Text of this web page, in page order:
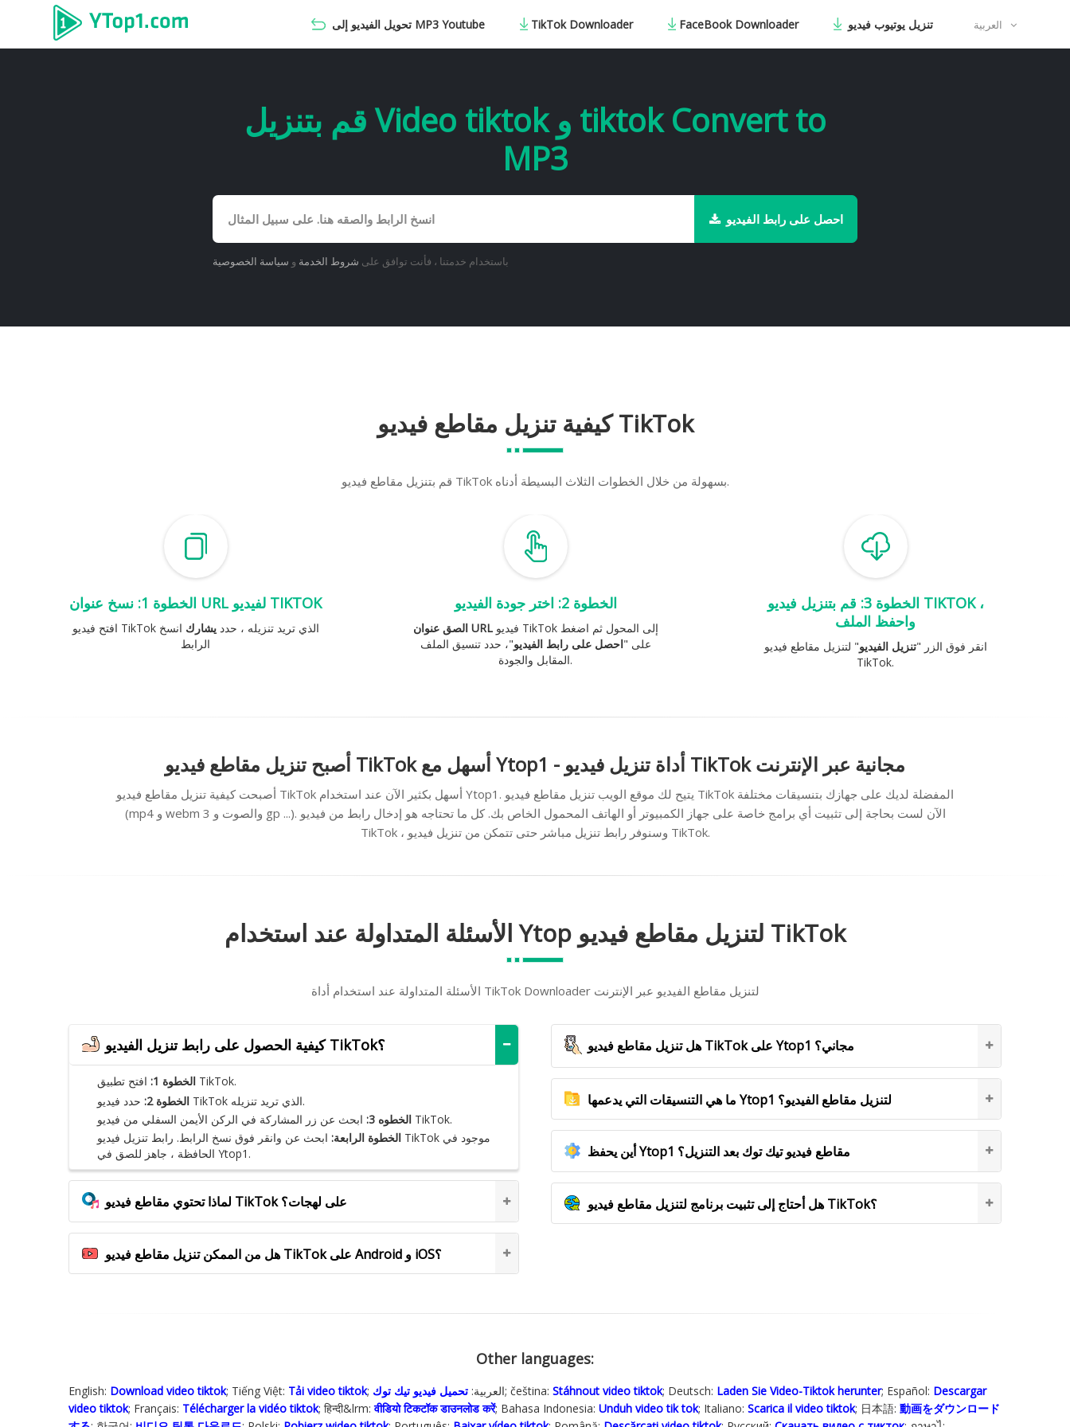
تحويل الفيديو إلى MP3 Youtube TikTok Downloader FaceBook Downloader تنزيل يوتيوب فيديو
قم بتنزيل Video tiktok و tiktok Convert to
MP3
احصل على رابط الفيديو
باستخدام خدمتنا ، فأنت توافق على شروط الخدمة و سياسة الخصوصية
كيفية تنزيل مقاطع فيديو TikTok
قم بتنزيل مقاطع فيديو TikTok بسهولة من خلال الخطوات الثلاث البسيطة أدناه.
الخطوة 1: نسخ عنوان URL لفيديو TIKTOK
افتح فيديو TikTok الذي تريد تنزيله ، حدديشارك انسخ
الرابط
الخطوة 2: اختر جودة الفيديو
الصق عنوان URL فيديو TikTok إلى المحول ثم اضغط
على "احصل على رابط الفيديو"، حدد تنسيق الملف
المقابل والجودة.
الخطوة 3: قم بتنزيل فيديو TIKTOK ،
واحفظ الملف
انقر فوق الزر "تنزيل الفيديو" لتنزيل مقاطع فيديو
TikTok.
أصبح تنزيل مقاطع فيديو TikTok أسهل مع Ytop1 - أداة تنزيل فيديو TikTok مجانية عبر الإنترنت
أصبحت كيفية تنزيل مقاطع فيديو TikTok أسهل بكثير الآن عند استخدام Ytop1. يتيح لك موقع الويب تنزيل مقاطع فيديو TikTok المفضلة لديك على جهازك بتنسيقات مختلفة
(mp4 و webm والصوت و 3 gp ...). الآن لست بحاجة إلى تثبيت أي برامج خاصة على جهاز الكمبيوتر أو الهاتف المحمول الخاص بك. كل ما تحتاجه هو إدخال رابط من فيديو
TikTok ، وسنوفر رابط تنزيل مباشر حتى تتمكن من تنزيل فيديو TikTok.
الأسئلة المتداولة عند استخدام Ytop لتنزيل مقاطع فيديو TikTok
الأسئلة المتداولة عند استخدام أداة TikTok Downloader لتنزيل مقاطع الفيديو عبر الإنترنت
كيفية الحصول على رابط تنزيل الفيديو TikTok؟
الخطوة 1: افتح تطبيق TikTok.
الخطوة 2:
حدد فيديو TikTok الذي تريد تنزيله.
الخطوه 3: ابحث عن زر المشاركة في الركن الأيمن السفلي من فيديو TikTok.
الخطوة الرابعة: ابحث عن وانقر فوق نسخ الرابط. رابط تنزيل فيديو TikTok موجود في
الحافظة ، جاهز للصق في Ytop1.
لماذا تحتوي مقاطع فيديو TikTok على لهجات؟
هل من الممكن تنزيل مقاطع فيديو TikTok على Android و iOS؟
هل تنزيل مقاطع فيديو TikTok على Ytop1 مجاني؟
ما هي التنسيقات التي يدعمها Ytop1 لتنزيل مقاطع الفيديو؟
أين يحفظ Ytop1 مقاطع فيديو تيك توك بعد التنزيل؟
هل أحتاج إلى تثبيت برنامج لتنزيل مقاطع فيديو TikTok؟
Other languages:
English: Download video tiktok; Tiếng Việt: Tải video tiktok ; العربية: تحميل فيديو تيك توك ; čeština: Stáhnout video tiktok; Deutsch: Laden Sie Video-Tiktok herunter; Español: Descargar
video tiktok; Français: Télécharger la vidéo tiktok; हिन्दी&lrm:वीडियो टिकटॉक डाउनलोड करें; Bahasa Indonesia‬: Unduh video tik tok; Italiano: Scarica il video tiktok; 日本語: 動画をダウンロード